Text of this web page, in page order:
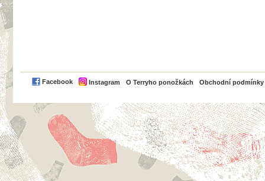
Facebook Instagram O Terryho ponožkách Obchodní podmínky
PayPal